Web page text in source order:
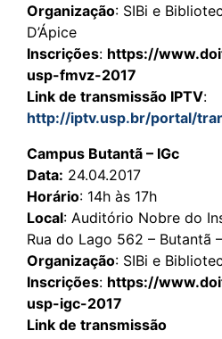
Organização: SIBi e
D’Ápice
Inscrições: https://
usp-fmvz-2017
Link de transmissão IPTV:
http://iptv.usp.br/portal/
Campus Butantã – IGc
Data: 24.04.2017
Horário: 14h às 17h
Local: Auditório Nobre do
Rua do Lago 562 – Butantã
Organização: SIBi e
Inscrições: https://
usp-igc-2017
Link de transmissão